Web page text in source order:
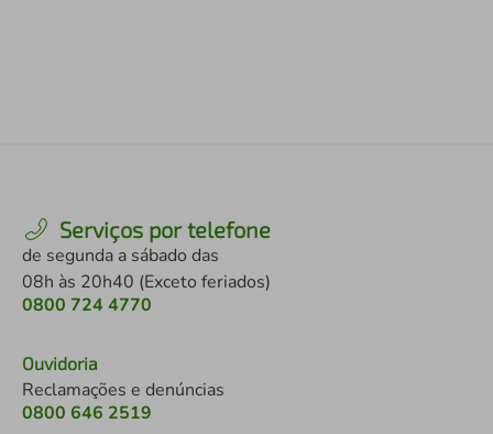
Serviços por telefone
de segunda a sábado das
08h às 20h40 (Exceto feriados)
0800 724 4770
Ouvidoria
Reclamações e denúncias
0800 646 2519